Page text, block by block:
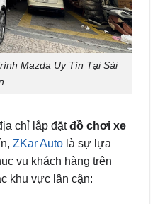
Mazda Uy Tín Tại Sài
chỉ lắp đặtđồ chơi xe
ZKar Auto là sự lựa
vụ khách hàng trên
khu vực lân cận: